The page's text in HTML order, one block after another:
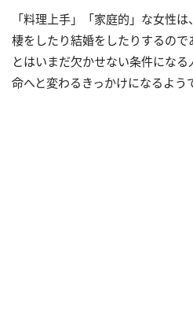
「料理上手」「家庭的」な女性
棲をしたり結婚をしたりするの
とはいまだ欠かせない条件にな
命へと変わるきっかけになるよう